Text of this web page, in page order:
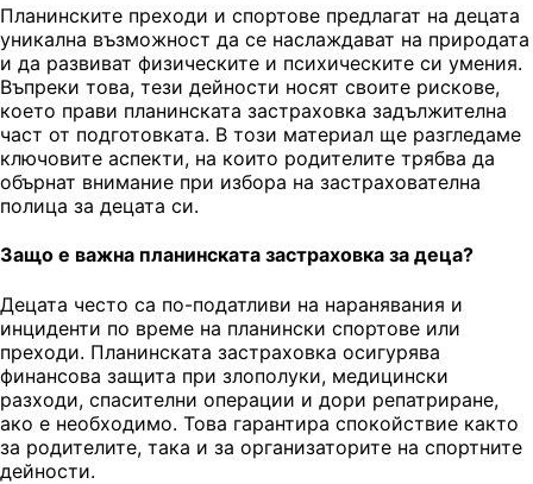
Планинските преходи и спортове предлагат на децата
уникална възможност да се наслаждават на природата
и да развиват физическите и психическите си умения.
Въпреки това, тези дейности носят своите рискове,
което прави планинската застраховка задължителна
част от подготовката. В този материал ще разгледаме
ключовите аспекти, на които родителите трябва да
обърнат внимание при избора на застрахователна
полица за децата си.
Защо е важна планинската застраховка за деца?
Децата често са по-податливи на наранявания и
инциденти по време на планински спортове или
преходи. Планинската застраховка осигурява
финансова защита при злополуки, медицински
разходи, спасителни операции и дори репатриране,
ако е необходимо. Това гарантира спокойствие както
за родителите, така и за организаторите на спортните
дейности.